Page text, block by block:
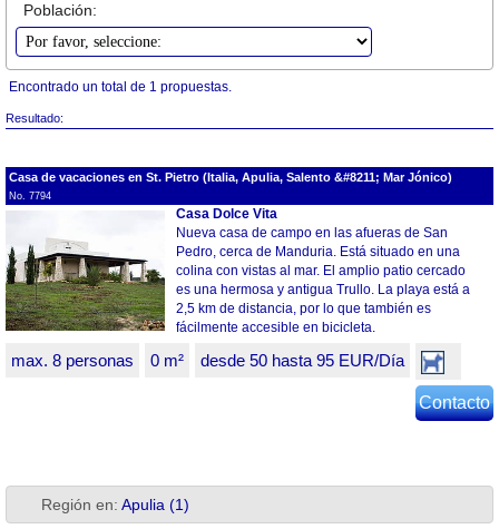
Población:
Encontrado un total de 1 propuestas.
Resultado:
Casa de vacaciones en St. Pietro (Italia, Apulia, Salento &#8211; Mar Jónico)
No. 7794
Casa Dolce Vita
Nueva casa de campo en las afueras de San
Pedro, cerca de Manduria. Está situado en una
colina con vistas al mar. El amplio patio cercado
es una hermosa y antigua Trullo. La playa está a
2,5 km de distancia, por lo que también es
fácilmente accesible en bicicleta.
max. 8 personas 0 m² desde 50 hasta 95 EUR/Día
Contacto
Región en: Apulia (1)